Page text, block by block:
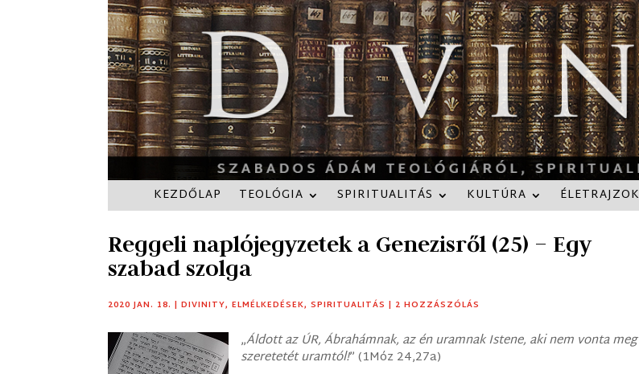
KEZDŐLAP TEOLÓGIA SPIRITUALITÁS KULTÚRA ÉLETRAJZOK
Reggeli naplójegyzetek a Genezisről (25) – Egy
szabad szolga
2020 JAN. 18. |DIVINITY,ELMÉLKEDÉSEK,SPIRITUALITÁS | 2 HOZZÁSZÓLÁS
„Áldott az ÚR, Ábrahámnak, az én uramnak Istene, aki nem vonta meg
szeretetét uramtól!” (1Móz 24,27a)